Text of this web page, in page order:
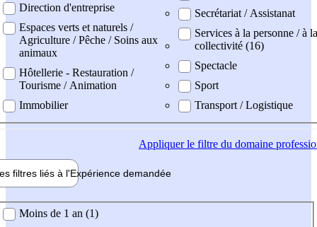
Direction d'entreprise
Espaces verts et naturels /
Agriculture / Pêche / Soins aux
animaux
Hôtellerie - Restauration /
Tourisme / Animation
Immobilier
Secrétariat / Assistanat
Services à la personne / à la
collectivité (16)
Spectacle
Sport
Transport / Logistique
Appliquerle filtre du domaine
filtres liés à l'Expérience demandée
demandée
Moins de 1 an (1)